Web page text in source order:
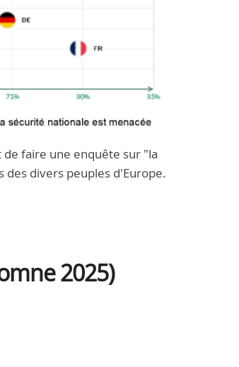
faire une enquête sur "la
divers peuples d'Europe.
2025)